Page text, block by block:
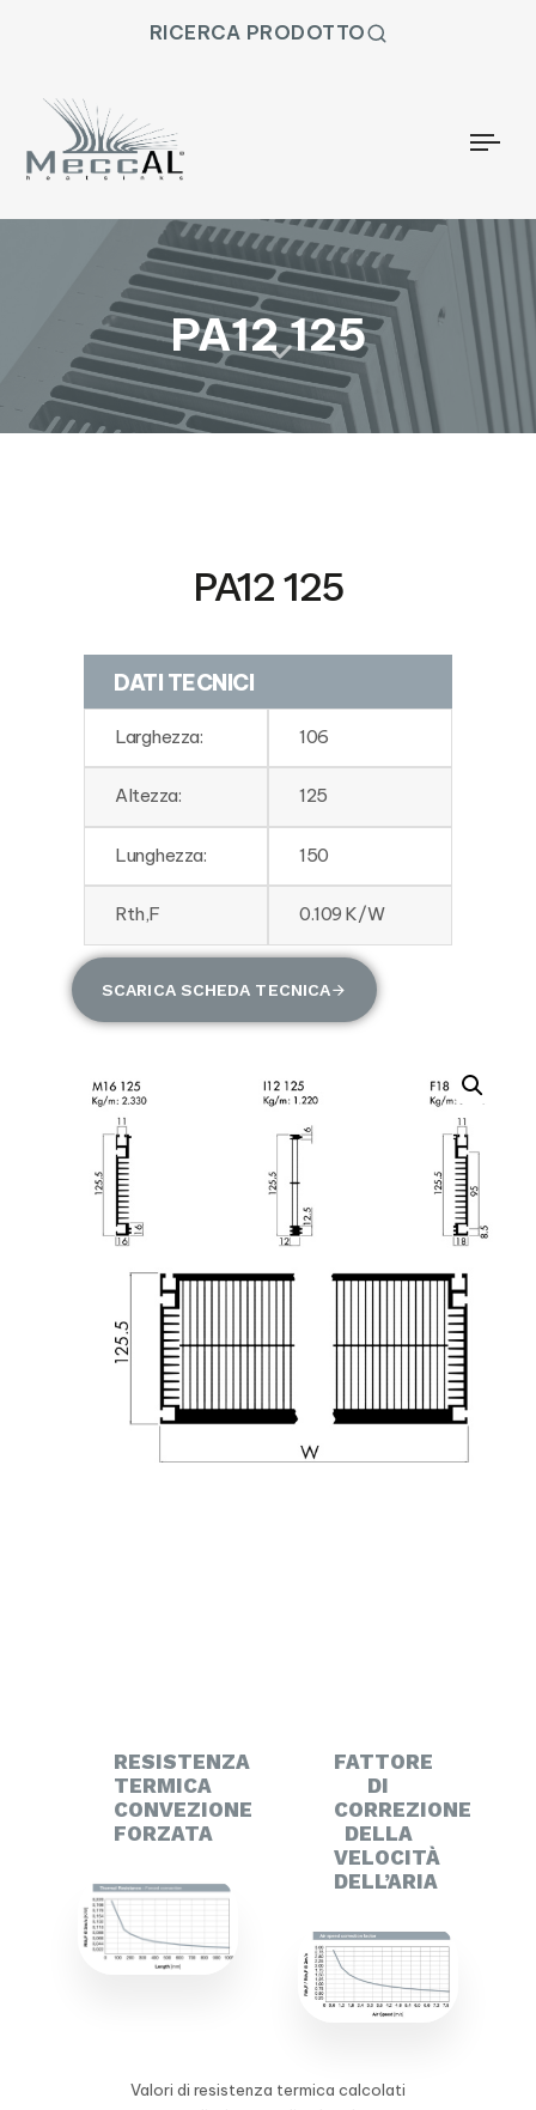
RICERCA PRODOTTO
PA12 125
PA12 125
DATI TECNICI
Larghezza: 106
Altezza: 125
Lunghezza: 150
Rth,F 0.109 K/W
SCARICA SCHEDA TECNICA
RESISTENZA
TERMICA
CONVEZIONE
FORZATA
FATTORE
DI
CORREZIONE
DELLA
VELOCITÀ
DELL’ARIA
Valori di resistenza termica calcolati